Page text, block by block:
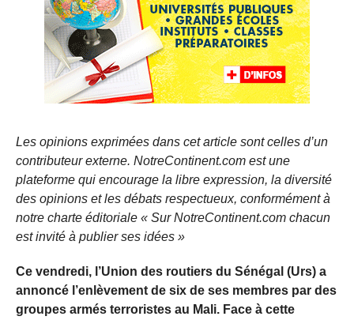
Les opinions exprimées dans cet article sont celles d’un
contributeur externe. NotreContinent.com est une
plateforme qui encourage la libre expression, la diversité
des opinions et les débats respectueux, conformément à
notre charte éditoriale « Sur NotreContinent.com chacun
est invité à publier ses idées »
Ce vendredi, l’Union des routiers du Sénégal (Urs) a
annoncé l’enlèvement de six de ses membres par des
groupes armés terroristes au Mali. Face à cette